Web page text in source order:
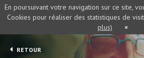
RETOUR
En poursuivant votre navigation sur ce site,
Cookies pour réaliser des statistiques de
plus)
×